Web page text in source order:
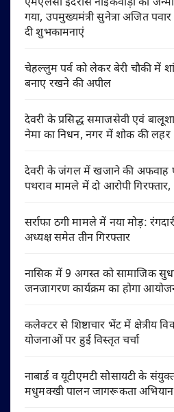
एमएलसी इदरीस नाईकवाड़ी का
गया, उपमुख्यमंत्री सुनेत्रा अजित
दी शुभकामनाएं
चेहल्लुम पर्व को लेकर बेरी चौकी में
बनाए रखने की अपील
देवरी के प्रसिद्ध समाजसेवी एवं
नेमा का निधन, नगर में शोक की लहर
देवरी के जंगल में खजाने की अफवाह
पथराव मामले में दो आरोपी गिरफ्तार,
सर्राफा ठगी मामले में नया मोड़:
अध्यक्ष समेत तीन गिरफ्तार
नासिक में 9 अगस्त को सामाजिक
जनजागरण कार्यक्रम का होगा
कलेक्टर से शिष्टाचार भेंट में क्षेत्रीय
योजनाओं पर हुई विस्तृत चर्चा
नाबार्ड व यूटीएमटी सोसायटी के
मधुमक्खी पालन जागरूकता